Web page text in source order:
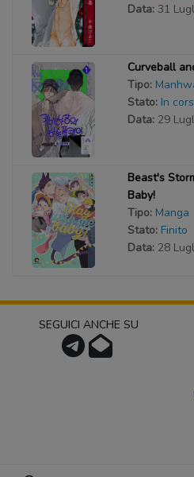
Data: 31
Curveball
Tipo:
Stato: In
Data: 29
Beast's
Baby!
Tipo: Manga
Stato: Finito
Data: 28
SEGUICI ANCHE SU